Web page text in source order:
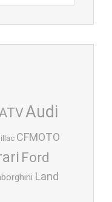
ATVAudi
CFMOTO
Ford
Land